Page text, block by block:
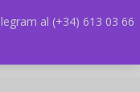
al (+34) 613 03 66